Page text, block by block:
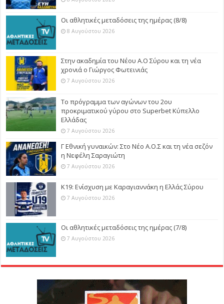
Οι αθλητικές μεταδόσεις της ημέρας (8/8)
8 Αυγούστου 2026
Στην ακαδημία του Νέου Α.Ο Σύρου και τη νέα
χρονιά ο Γιώργος Φωτεινιάς
7 Αυγούστου 2026
Το πρόγραμμα των αγώνων του 2ου
προκριματικού γύρου στο Superbet Κύπελλο
Ελλάδας
7 Αυγούστου 2026
Γ Εθνική γυναικών: Στο Νέο Α.Ο.Σ και τη νέα σεζόν
η Νεφέλη Σαραγιώτη
7 Αυγούστου 2026
Κ19: Ενίσχυση με Καραγιαννάκη η Ελλάς Σύρου
7 Αυγούστου 2026
Οι αθλητικές μεταδόσεις της ημέρας (7/8)
7 Αυγούστου 2026